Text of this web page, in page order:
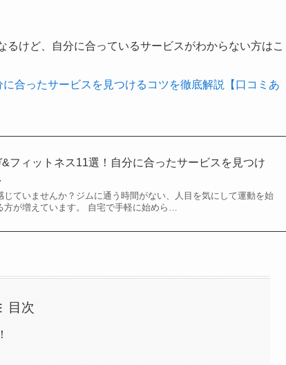
けど、自分に合っているサービスがわからない方はこ
合ったサービスを見つけるコツを徹底解説【口コミあ
フィットネス11選！自分に合ったサービスを見つけ
ていませんか？ジムに通う時間がない、人目を気にして運動を始
方が増えています。 自宅で手軽に始めら…
目次